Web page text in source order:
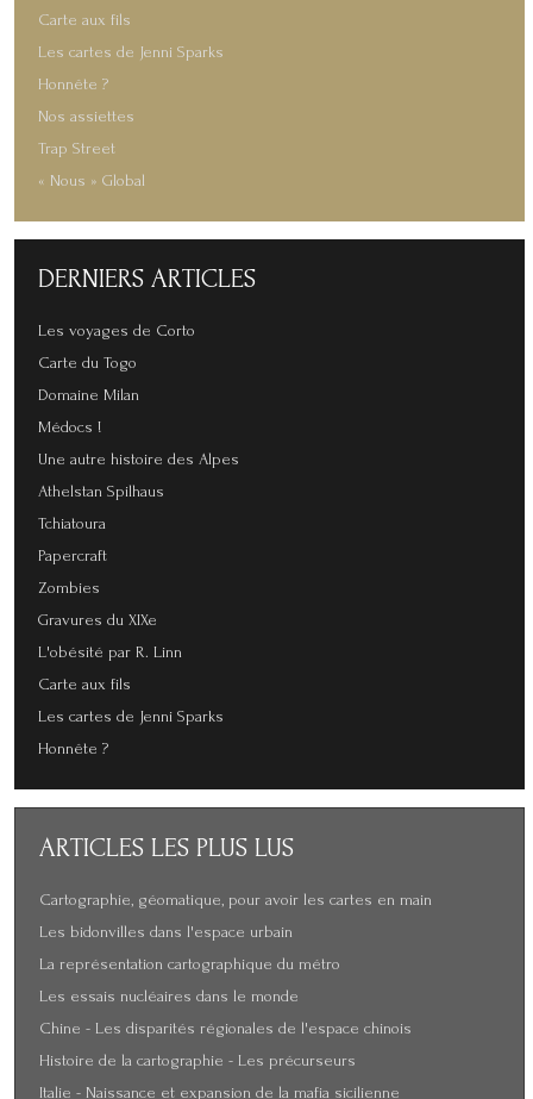
Carte aux fils
Les cartes de Jenni Sparks
Honnête ?
Nos assiettes
Trap Street
« Nous » Global
DERNIERS ARTICLES
Les voyages de Corto
Carte du Togo
Domaine Milan
Médocs !
Une autre histoire des Alpes
Athelstan Spilhaus
Tchiatoura
Papercraft
Zombies
Gravures du XIXe
L'obésité par R. Linn
Carte aux fils
Les cartes de Jenni Sparks
Honnête ?
ARTICLES LES PLUS LUS
Cartographie, géomatique, pour avoir les cartes en main
Les bidonvilles dans l'espace urbain
La représentation cartographique du métro
Les essais nucléaires dans le monde
Chine - Les disparités régionales de l'espace chinois
Histoire de la cartographie - Les précurseurs
Italie - Naissance et expansion de la mafia sicilienne